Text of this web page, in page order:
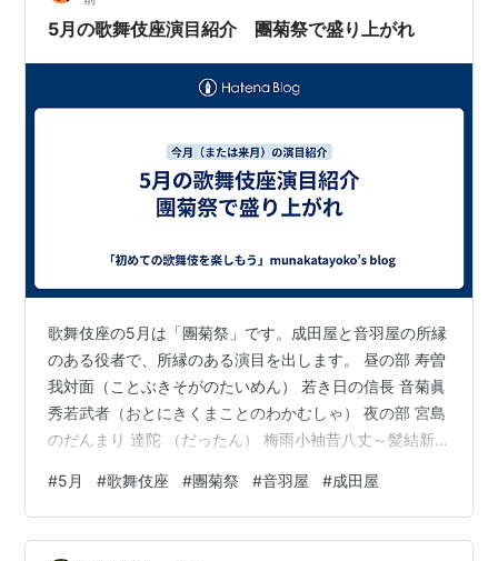
5月の歌舞伎座演目紹介 團菊祭で盛り上がれ
歌舞伎座の5月は「團菊祭」です。成田屋と音羽屋の所縁
のある役者で、所縁のある演目を出します。 昼の部 寿曽
我対面（ことぶきそがのたいめん） 若き日の信長 音菊眞
秀若武者（おとにきくまことのわかむしゃ） 夜の部 宮島
のだんまり 達陀 （だったん） 梅雨小袖昔八丈～髪結新
クセス 昼の部 寿曽我対面（ことぶきそがのたいめん）
お正月や襲名のめでたい時にかかる、歌舞伎らしさにあ
ふれる演目です。50分くらい。 あらすじを簡単に言うと
#5月 #歌舞伎座 #團菊祭 #音羽屋 #成田屋